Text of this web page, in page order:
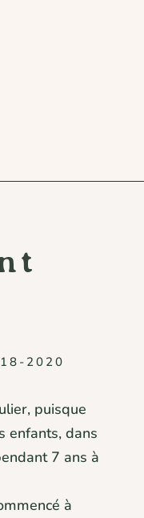
2020
puisque
enfants, dans
7 ans à
à